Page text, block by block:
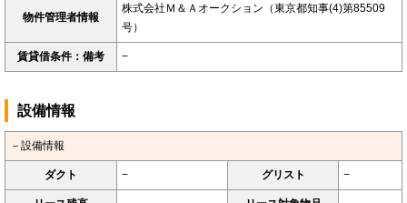
物件管理者情報
株式会社Ｍ＆Ａオークション（東京都知事(4)第85509
号）
賃貸借条件：備考 −
設備情報
－設備情報
ダクト − グリスト −